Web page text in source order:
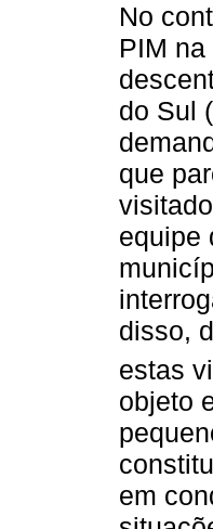
No
PIM
do Sul
que
equipe
disso,
estas
objeto
em